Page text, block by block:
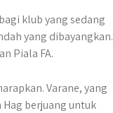
klub yang sedang
yang dibayangkan.
Piala FA.
Varane, yang
berjuang untuk